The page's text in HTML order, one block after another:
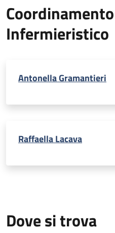
Infermieristico
Antonella Gramantieri
Raffaella Lacava
Dove si trova